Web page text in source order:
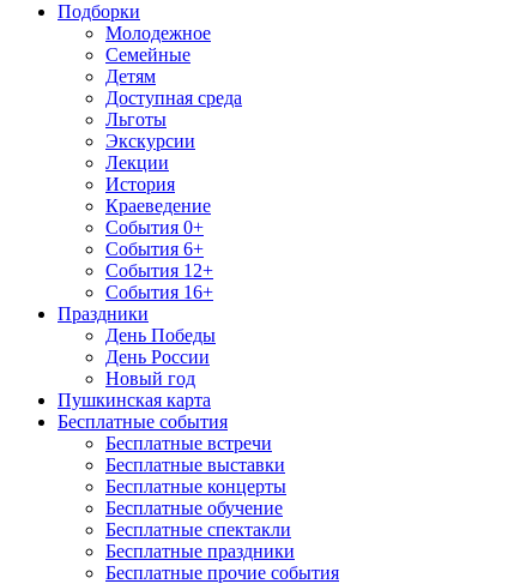
Подборки
Молодежное
Семейные
Детям
Доступная среда
Льготы
Экскурсии
Лекции
История
Краеведение
События 0+
События 6+
События 12+
События 16+
Праздники
День Победы
День России
Новый год
Пушкинская карта
Бесплатные события
Бесплатные встречи
Бесплатные выставки
Бесплатные концерты
Бесплатные обучение
Бесплатные спектакли
Бесплатные праздники
Бесплатные прочие события